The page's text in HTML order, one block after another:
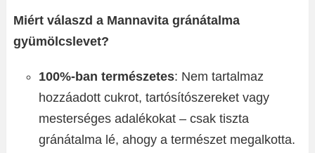
Miért válaszd a Mannavita gránátalma
gyümölcslevet?
100%-ban természetes: Nem tartalmaz
hozzáadott cukrot, tartósítószereket vagy
mesterséges adalékokat – csak tiszta
gránátalma lé, ahogy a természet megalkotta.